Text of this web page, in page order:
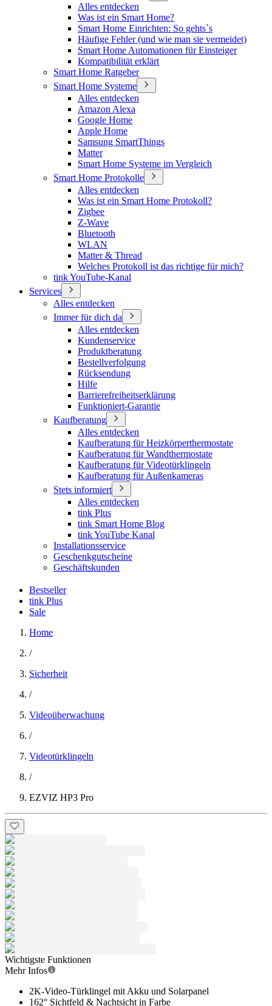
Alles entdecken
Was ist ein Smart Home?
Smart Home Einrichten: So gehts`s
Häufige Fehler (und wie man sie vermeidet)
Smart Home Automationen für Einsteiger
Kompatibilität erklärt
Smart Home Ratgeber
Smart Home Systeme
Alles entdecken
Amazon Alexa
Google Home
Apple Home
Samsung SmartThings
Matter
Smart Home Systeme im Vergleich
Smart Home Protokolle
Alles entdecken
Was ist ein Smart Home Protokoll?
Zigbee
Z-Wave
Bluetooth
WLAN
Matter & Thread
Welches Protokoll ist das richtige für mich?
tink YouTube-Kanal
Services
Alles entdecken
Immer für dich da
Alles entdecken
Kundenservice
Produktberatung
Bestellverfolgung
Rücksendung
Hilfe
Barrierefreiheitserklärung
Funktioniert-Garantie
Kaufberatung
Alles entdecken
Kaufberatung für Heizkörperthermostate
Kaufberatung für Wandthermostate
Kaufberatung für Videotürklingeln
Kaufberatung für Außenkameras
Stets informiert
Alles entdecken
tink Plus
tink Smart Home Blog
tink YouTube Kanal
Installationsservice
Geschenkgutscheine
Geschäftskunden
Bestseller
tink Plus
Sale
Home
/
Sicherheit
/
Videoüberwachung
/
Videotürklingeln
/
EZVIZ HP3 Pro
Wichtigste Funktionen
Mehr Infos
2K-Video-Türklingel mit Akku und Solarpanel
162° Sichtfeld & Nachtsicht in Farbe